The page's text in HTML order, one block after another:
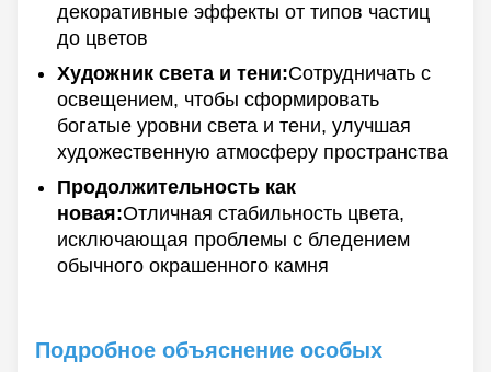
декоративные эффекты от типов частиц
до цветов
Художник света и тени:Сотрудничать с
освещением, чтобы сформировать
богатые уровни света и тени, улучшая
художественную атмосферу пространства
Продолжительность как
новая:Отличная стабильность цвета,
исключающая проблемы с бледением
обычного окрашенного камня
Подробное объяснение особых